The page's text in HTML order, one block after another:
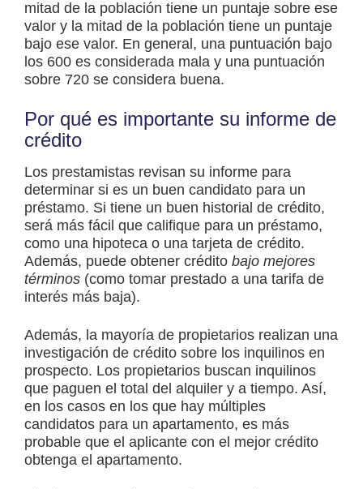
mitad de la población tiene un puntaje sobre ese
valor y la mitad de la población tiene un puntaje
bajo ese valor. En general, una puntuación bajo
los 600 es considerada mala y una puntuación
sobre 720 se considera buena.
Por qué es importante su informe de
crédito
Los prestamistas revisan su informe para
determinar si es un buen candidato para un
préstamo. Si tiene un buen historial de crédito,
será más fácil que califique para un préstamo,
como una hipoteca o una tarjeta de crédito.
Además, puede obtener crédito bajo mejores
términos (como tomar prestado a una tarifa de
interés más baja).
Además, la mayoría de propietarios realizan una
investigación de crédito sobre los inquilinos en
prospecto. Los propietarios buscan inquilinos
que paguen el total del alquiler y a tiempo. Así,
en los casos en los que hay múltiples
candidatos para un apartamento, es más
probable que el aplicante con el mejor crédito
obtenga el apartamento.